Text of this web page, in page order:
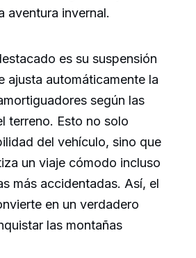
aventura invernal.
es su suspensión
ajusta automáticamente la
según las
terreno. Esto no solo
del vehículo, sino que
un viaje cómodo incluso
más accidentadas. Así, el
en un verdadero
las montañas